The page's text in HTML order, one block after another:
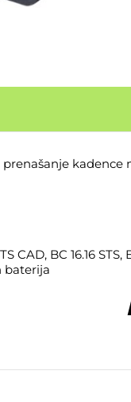
prenašanje
BC 16.16 STS,
baterija